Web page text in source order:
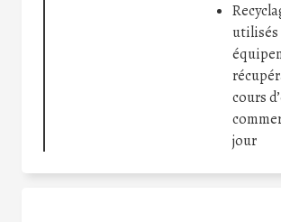
utilisés
cours
jour